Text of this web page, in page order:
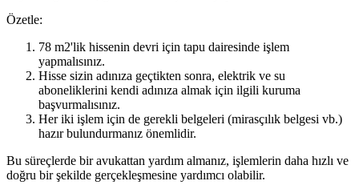
Özetle:
78 m2'lik hissenin devri için tapu dairesinde işlem
yapmalısınız.
Hisse sizin adınıza geçtikten sonra, elektrik ve su
aboneliklerini kendi adınıza almak için ilgili kuruma
başvurmalısınız.
Her iki işlem için de gerekli belgeleri (mirasçılık belgesi vb.)
hazır bulundurmanız önemlidir.
Bu süreçlerde bir avukattan yardım almanız, işlemlerin daha hızlı ve
doğru bir şekilde gerçekleşmesine yardımcı olabilir.